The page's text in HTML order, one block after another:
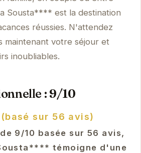
Sousta**** est la destination
réussies. N'attendez
maintenant votre séjour et
inoubliables.
: 9/10
sur 56 avis)
9/10 basée sur 56 avis,
témoigne d'une